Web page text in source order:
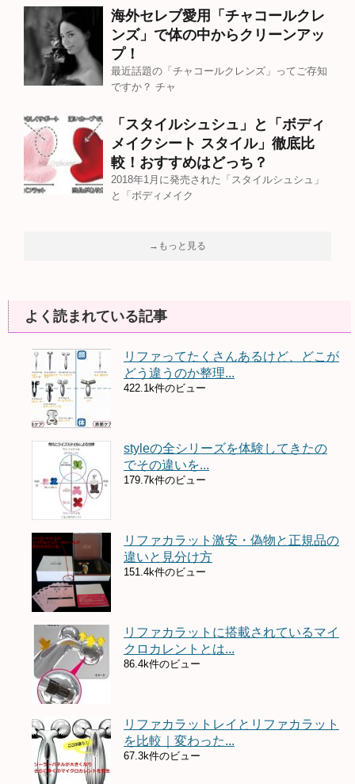
海外セレブ愛用「チャコールクレ
ンズ」で体の中からクリーンアッ
プ！
最近話題の「チャコールクレンズ」ってご存知
ですか？ チャ
「スタイルシュシュ」と「ボディ
メイクシート スタイル」徹底比
較！おすすめはどっち？
2018年1月に発売された「スタイルシュシュ」
と「ボディメイク
→もっと見る
よく読まれている記事
リファってたくさんあるけど、どこが
どう違うのか整理...
422.1k件のビュー
styleの全シリーズを体験してきたの
でその違いを...
179.7k件のビュー
リファカラット激安・偽物と正規品の
違いと見分け方
151.4k件のビュー
リファカラットに搭載されているマイ
クロカレントとは...
86.4k件のビュー
リファカラットレイとリファカラット
を比較｜変わった...
67.3k件のビュー